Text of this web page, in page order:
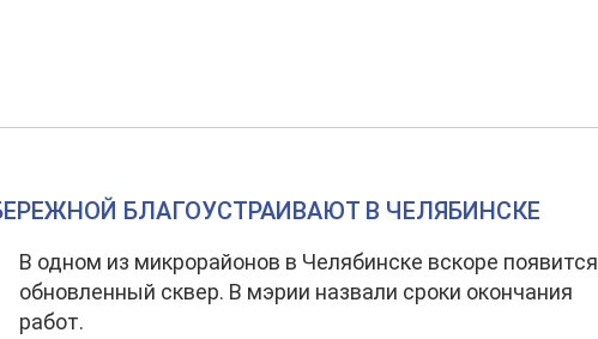
БЛАГОУСТРАИВАЮТ В ЧЕЛЯБИНСКЕ
В одном из микрорайонов в Челябинске вскоре появится
обновленный сквер. В мэрии назвали сроки окончания
работ.